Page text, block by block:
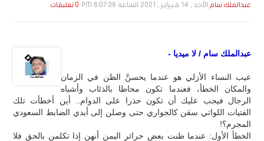
عبدالملك سام الأحد , 14 فـبـرايـر , 2021 الساعة 6:07:38 PM 0 تعليقات
عبدالملك سام / لا ميديا -
عيب النساء الأزلي هو عندما يحسنَّ الظن في الزمان
والمكان الخطأ، فعندما تكون محاطا بالذئاب وأشباه
الرجال فيجب عليك أن تكون حذرا على الدوام.. أين أخطأت تلك
الفتيات اللواتي سقن كالجواري حتى وصلن إلى أيدي الضابط السعودي
المجرم؟!
الخطأ الأول: عندما ظنت بعض حرائر اليمن أنهن إذا تكلمن بالحق فلا